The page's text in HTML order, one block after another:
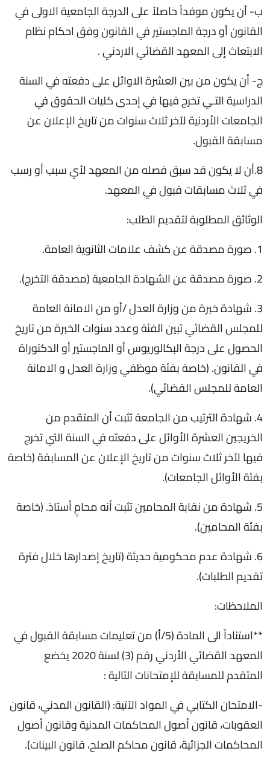
ب- أن يكون موفداً حاصلاً على الدرجة الجامعية الاولى في
القانون أو درجة الماجستير في القانون وفق احكام نظام
الابتعاث إلى المعهد القضائي الاردني .
ج- أن يكون من بين العشرة الاوائل على دفعته في السنة
الدراسية التـي تخرج فيها في إحدى كليات الحقوق في
الجامعات الأردنية لآخر ثلاث سنوات من تاريخ الإعلان عن
مسابقة القبول.
8.أن لا يكون قد سبق فصله من المعهد لأي سبب أو رسب
في ثلاث مسابقات قبول في المعهد.
الوثائق المطلوبة لتقديم الطلب:
1. صورة مصدقة عن كشف علامات الثانوية العامة.
2. صورة مصدقة عن الشهادة الجامعية (مصدقة التخرج).
3. شهادة خبرة من وزارة العدل /أو من الامانة العامة
للمجلس القضائي تبين الفئة وعدد سنوات الخبرة من تاريخ
الحصول على درجة البكالوريوس أو الماجستير أو الدكتوراة
في القانون. (خاصة بفئة موظفي وزارة العدل و الامانة
العامة للمجلس القضائي).
4. شهادة الترتيب من الجامعة تثبت أن المتقدم من
الخريجين العشرة الأوائل على دفعته في السنة التي تخرج
فيها لآخر ثلاث سنوات من تاريخ الإعلان عن المسابقة (خاصة
بفئة الأوائل الجامعات).
5. شهادة من نقابة المحامين تثبت أنه محامٍ أستاذ. (خاصة
بفئة المحامين).
6. شهادة عدم محكومية حديثة (تاريخ إصدارها خلال فترة
تقديم الطلبات).
الملاحظات:
**استناداً الى المادة (5/أ) من تعليمات مسابقة القبول في
المعهد القضائي الأردني رقم (3) لسنة 2020 يخضع
المتقدم للمسابقة للإمتحانات التالية :
-الامتحان الكتابي في المواد الآتية: (القانون المدني، قانون
العقوبات، قانون أصول المحاكمات المدنية وقانون أصول
المحاكمات الجزائية، قانون محاكم الصلح، قانون البينات).